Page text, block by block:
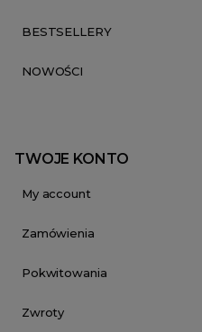
BESTSELLERY
NOWOŚCI
TWOJE KONTO
My account
Zamówienia
Pokwitowania
Zwroty